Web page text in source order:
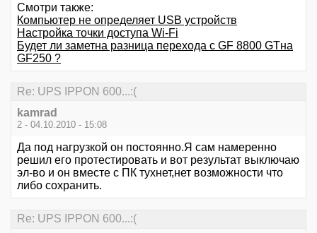
Смотри также:
Компьютер не определяет USB устройств
Настройка точки доступа Wi-Fi
Будет ли заметна разница перехода с GF 8800 GTна
GF250 ?
Re: UPS IPPON 600...:(
kamrad
2 - 04.10.2010 - 15:08
Да под нагрузкой он постоянно.Я сам намеренно
решил его протестировать и вот результат выключаю
эл-во и он вместе с ПК тухнет,нет возможности что
либо сохранить.
Re: UPS IPPON 600...:(